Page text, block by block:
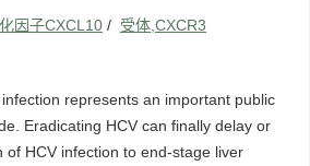
因子CXCL10 / 受体,CXCR3
represents an important public
Eradicating HCV can finally delay or
of HCV infection to end-stage liver